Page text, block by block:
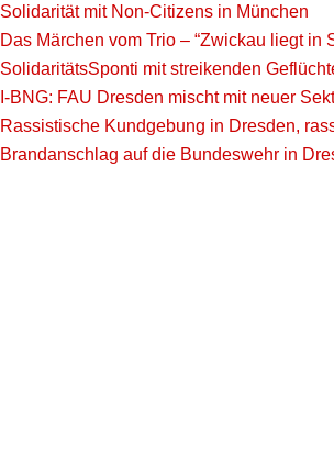
Solidarität mit Non-Citizens in München
Das Märchen vom Trio – “Zwickau liegt
SolidaritätsSponti mit streikenden
I-BNG: FAU Dresden mischt mit neuer
Rassistische Kundgebung in Dresden,
Brandanschlag auf die Bundeswehr in